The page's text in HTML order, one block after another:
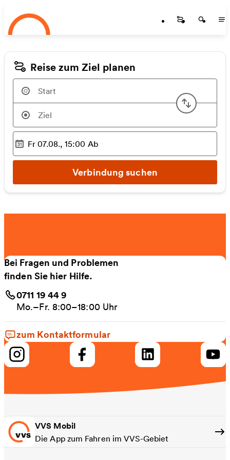
Zum Hauptinhalt springen
Startseite
Reise zum Ziel planen
Start
Ausgewählter Zeitpunkt
Fr 07.08., 15:00 Ab
Verbindung suchen
Bei Fragen und Problemen
finden Sie hier Hilfe.
0711 19 44 9
Mo.–Fr. 8:00–18:00 Uhr
zum Kontaktformular
VVS Mobil
Die App zum Fahren im VVS-Gebiet